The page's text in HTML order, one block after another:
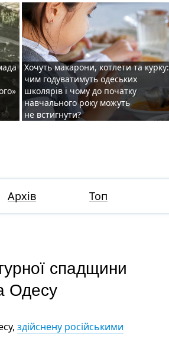
Хочуть макарони, котлети та курку:
чим годуватимуть одеських
школярів і чому до початку
навчального року можуть
не встигнути?
Архів Топ
спадщини
Одесу
здійснену російськими